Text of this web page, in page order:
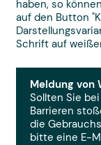
haben, so
auf den Button
Schrift auf
Meldung von
Sollten Sie
Barrieren
die
bitte eine E-